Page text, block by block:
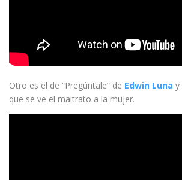
Otro es el de “Pregúntale” de Edwin Luna y
que se ve el maltrato a la mujer.